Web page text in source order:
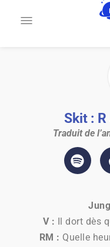
Skit : R
Traduit de
V : Il dort dès
RM : Quelle